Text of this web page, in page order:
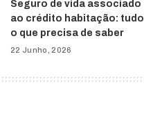
Seguro de vida associado
ao crédito habitação: tudo
o que precisa de saber
22 Junho, 2026